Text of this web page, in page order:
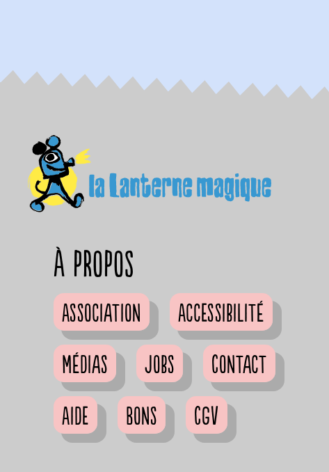
à propos
Association
Accessibilité
Médias
Jobs
Contact
Aide
Bons CGV